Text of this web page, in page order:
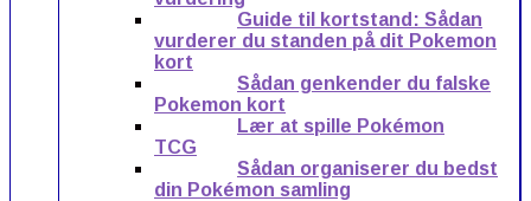
Guide til kortstand: Sådan
vurderer du standen på dit Pokemon
kort
Sådan genkender du falske
Pokemon kort
Lær at spille Pokémon
TCG
Sådan organiserer du bedst
din Pokémon samling